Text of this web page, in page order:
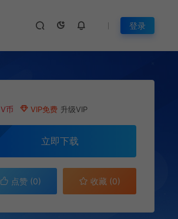
登录
V币 VIP免费 升级VIP
立即下载
点赞 (0) 收藏 (0)